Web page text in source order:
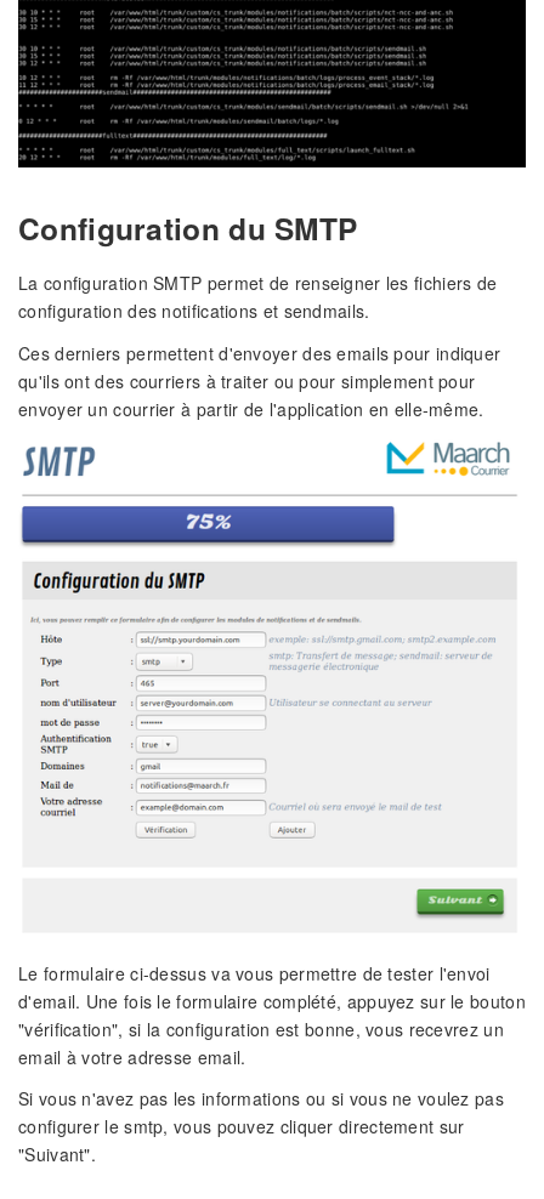
Configuration du SMTP
La configuration SMTP permet de renseigner les fichiers de
configuration des notifications et sendmails.
Ces derniers permettent d'envoyer des emails pour indiquer
qu'ils ont des courriers à traiter ou pour simplement pour
envoyer un courrier à partir de l'application en elle-même.
Le formulaire ci-dessus va vous permettre de tester l'envoi
d'email. Une fois le formulaire complété, appuyez sur le bouton
"vérification", si la configuration est bonne, vous recevrez un
email à votre adresse email.
Si vous n'avez pas les informations ou si vous ne voulez pas
configurer le smtp, vous pouvez cliquer directement sur
"Suivant".